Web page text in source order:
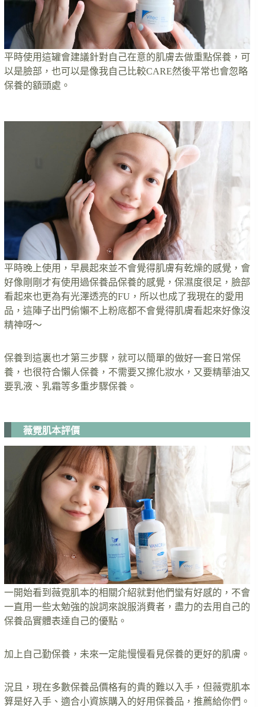
平時使用這罐會建議針對自己在意的肌膚去做重點保養，可
以是臉部，也可以是像我自己比較CARE然後平常也會忽略
保養的額頭處。
平時晚上使用，早晨起來並不會覺得肌膚有乾燥的感覺，會
好像剛剛才有使用過保養品保養的感覺，保濕度很足，臉部
看起來也更為有光澤透亮的FU，所以也成了我現在的愛用
品，這陣子出門偷懶不上粉底都不會覺得肌膚看起來好像沒
精神呀～
保養到這裏也才第三步驟，就可以簡單的做好一套日常保
養，也很符合懶人保養，不需要又擦化妝水，又要精華油又
要乳液、乳霜等多重步驟保養。
薇霓肌本評價
一開始看到薇霓肌本的相關介紹就對他們蠻有好感的，不會
一直用一些太勉強的說詞來說服消費者，盡力的去用自己的
保養品實體表達自己的優點。
加上自己勤保養，未來一定能慢慢看見保養的更好的肌膚。
況且，現在多數保養品價格有的貴的難以入手，但薇霓肌本
算是好入手、適合小資族購入的好用保養品，推薦給你們。